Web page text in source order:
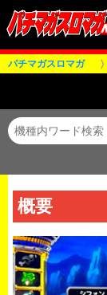
パチマガスロマガ
概要